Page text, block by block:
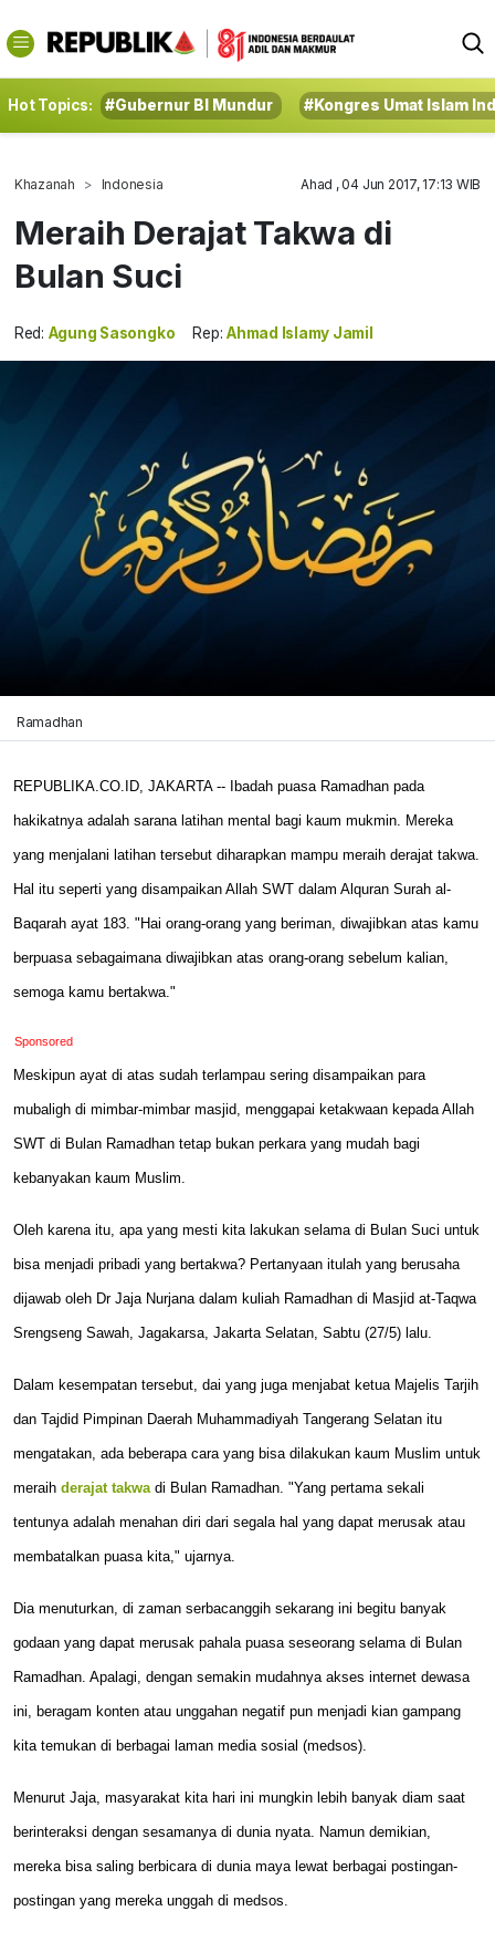
Hot Topics: #Gubernur BI Mundur #Kongres Umat Islam
Khazanah Indonesia Ahad , 04 Jun 2017, 17:13 WIB
Meraih Derajat Takwa di
Bulan Suci
Red: Agung Sasongko Rep: Ahmad Islamy Jamil
Ramadhan
REPUBLIKA.CO.ID, JAKARTA -- Ibadah puasa Ramadhan pada
hakikatnya adalah sarana latihan mental bagi kaum mukmin. Mereka
yang menjalani latihan tersebut diharapkan mampu meraih derajat takwa.
Hal itu seperti yang disampaikan Allah SWT dalam Alquran Surah al-
Baqarah ayat 183. "Hai orang-orang yang beriman, diwajibkan atas kamu
berpuasa sebagaimana diwajibkan atas orang-orang sebelum kalian,
semoga kamu bertakwa."
Sponsored
Meskipun ayat di atas sudah terlampau sering disampaikan para
mubaligh di mimbar-mimbar masjid, menggapai ketakwaan kepada Allah
SWT di Bulan Ramadhan tetap bukan perkara yang mudah bagi
kebanyakan kaum Muslim.
Oleh karena itu, apa yang mesti kita lakukan selama di Bulan Suci untuk
bisa menjadi pribadi yang bertakwa? Pertanyaan itulah yang berusaha
dijawab oleh Dr Jaja Nurjana dalam kuliah Ramadhan di Masjid at-Taqwa
Srengseng Sawah, Jagakarsa, Jakarta Selatan, Sabtu (27/5) lalu.
Dalam kesempatan tersebut, dai yang juga menjabat ketua Majelis Tarjih
dan Tajdid Pimpinan Daerah Muhammadiyah Tangerang Selatan itu
mengatakan, ada beberapa cara yang bisa dilakukan kaum Muslim untuk
meraih derajat takwa di Bulan Ramadhan. "Yang pertama sekali
tentunya adalah menahan diri dari segala hal yang dapat merusak atau
membatalkan puasa kita," ujarnya.
Dia menuturkan, di zaman serbacanggih sekarang ini begitu banyak
godaan yang dapat merusak pahala puasa seseorang selama di Bulan
Ramadhan. Apalagi, dengan semakin mudahnya akses internet dewasa
ini, beragam konten atau unggahan negatif pun menjadi kian gampang
kita temukan di berbagai laman media sosial (medsos).
Menurut Jaja, masyarakat kita hari ini mungkin lebih banyak diam saat
berinteraksi dengan sesamanya di dunia nyata. Namun demikian,
mereka bisa saling berbicara di dunia maya lewat berbagai postingan-
postingan yang mereka unggah di medsos.